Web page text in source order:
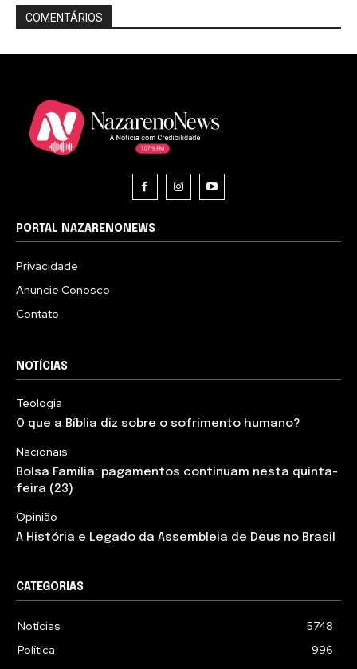
COMENTÁRIOS
PORTAL NAZARENONEWS
Privacidade
Anuncie Conosco
Contato
NOTÍCIAS
Teologia
O que a Bíblia diz sobre o sofrimento humano?
Nacionais
Bolsa Família: pagamentos continuam nesta quinta-
feira (23)
Opinião
A História e Legado da Assembleia de Deus no Brasil
CATEGORIAS
Notícias
5748
Política
996